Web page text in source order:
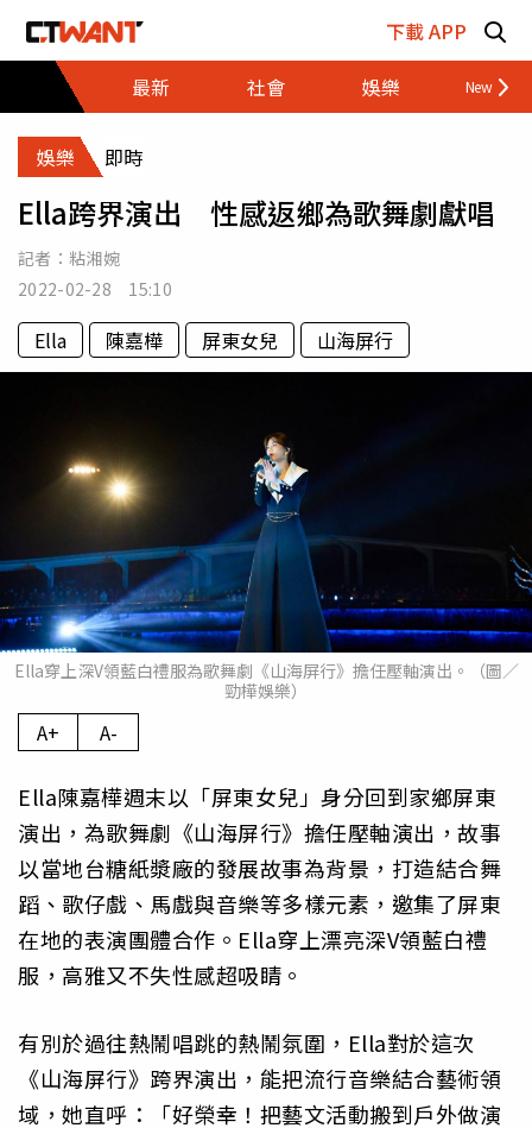
下載 APP
最新
社會 娛樂 財經
娛樂 即時
Ella跨界演出 性感返鄉為歌舞劇獻唱
記者： 粘湘婉
2022-02-28 15:10
Ella 陳嘉樺 屏東女兒 山海屏行
Ella穿上深V領藍白禮服為歌舞劇《山海屏行》擔任壓軸演出。（圖／
勁樺娛樂）
A+ A-
Ella陳嘉樺週末以「屏東女兒」身分回到家鄉屏東
演出，為歌舞劇《山海屏行》擔任壓軸演出，故事
以當地台糖紙漿廠的發展故事為背景，打造結合舞
蹈、歌仔戲、馬戲與音樂等多樣元素，邀集了屏東
在地的表演團體合作。Ella穿上漂亮深V領藍白禮
服，高雅又不失性感超吸睛。
有別於過往熱鬧唱跳的熱鬧氛圍，Ella對於這次
《山海屏行》跨界演出，能把流行音樂結合藝術領
域，她直呼：「好榮幸！把藝文活動搬到戶外做演